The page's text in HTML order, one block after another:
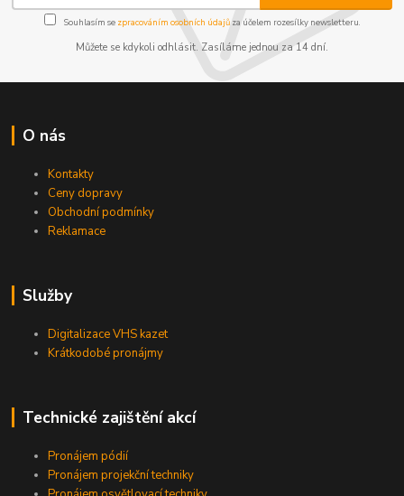
Souhlasím se zpracováním osobních údajůza účelem rozesílky newsletteru.
Můžete se kdykoli odhlásit. Zasíláme jednou za 14 dní.
O nás
Kontakty
Ceny dopravy
Obchodní podmínky
Reklamace
Služby
Digitalizace VHS kazet
Krátkodobé pronájmy
Technické zajištění akcí
Pronájem pódií
Pronájem projekční techniky